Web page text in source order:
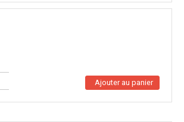
Ajouter au panier